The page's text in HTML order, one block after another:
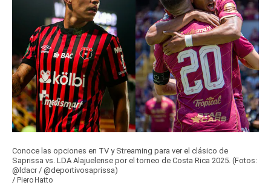
Conoce las opciones en TV y Streaming para ver el clásico de
Saprissa vs. LDA Alajuelense por el torneo de Costa Rica 2025. (Fotos:
@ldacr / @deportivosaprissa)
/ Piero Hatto